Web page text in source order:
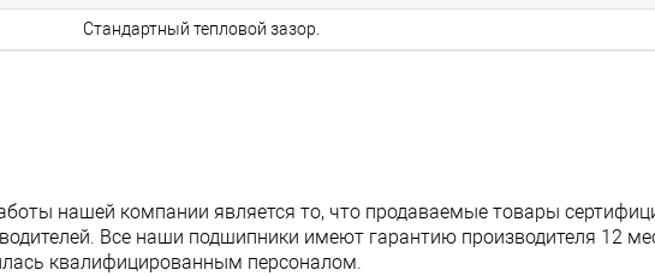
Стандартный тепловой зазор.
нашей компании является то, что продаваемые товары
Все наши подшипники имеют гарантию производителя 12
квалифицированным персоналом.